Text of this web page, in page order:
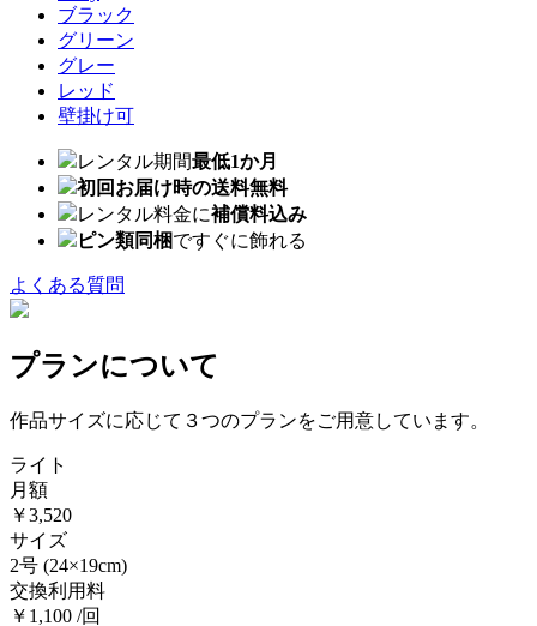
ブラック
グリーン
グレー
レッド
壁掛け可
レンタル期間最低1か月
初回お届け時の送料無料
レンタル料金に補償料込み
ピン類同梱ですぐに飾れる
よくある質問
プランについて
作品サイズに応じて３つのプランをご用意しています。
ライト
月額
￥3,520
サイズ
2号 (24×19cm)
交換利用料
￥1,100 /回